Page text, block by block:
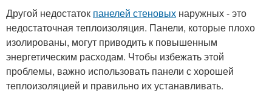
Другой недостаток панелей стеновых наружных - это
недостаточная теплоизоляция. Панели, которые плохо
изолированы, могут приводить к повышенным
энергетическим расходам. Чтобы избежать этой
проблемы, важно использовать панели с хорошей
теплоизоляцией и правильно их устанавливать.